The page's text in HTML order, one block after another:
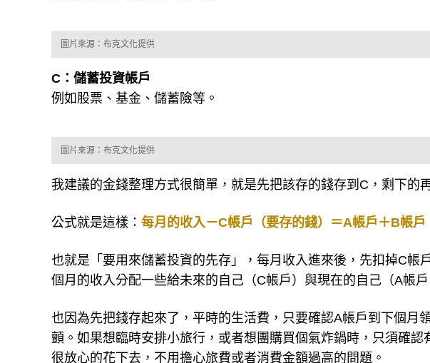
C：儲蓄投資帳戶
也就是「要用來儲蓄投資的先存」，每月收入進來後，先扣掉C帳
也因為先把錢存起來了，平時的生活費，只要確認A帳戶到下個月
顫。如果想臨時安排小旅行，或者想團購買個氣炸鍋時，只須確認